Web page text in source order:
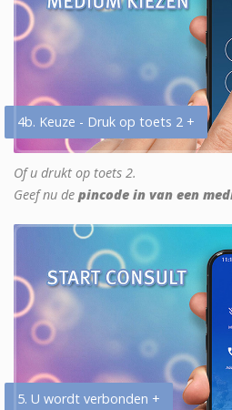
4b. Keuze - Druk op toets 2 +
Of u drukt op toets 2.
Geef nu de pincode in van een
5. U wordt verbonden +